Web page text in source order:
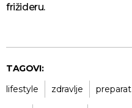
frižideru.
TAGOVI:
lifestyle
zdravlje preparat